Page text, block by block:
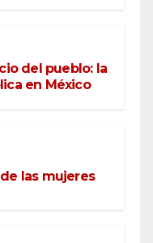
del pueblo: la
en México
las mujeres